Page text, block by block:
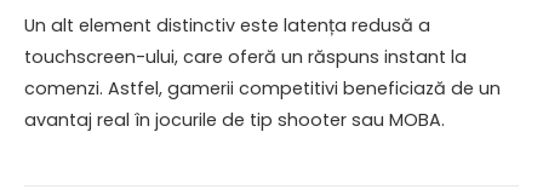
Un alt element distinctiv este latența redusă a
touchscreen-ului, care oferă un răspuns instant la
comenzi. Astfel, gamerii competitivi beneficiază de un
avantaj real în jocurile de tip shooter sau MOBA.